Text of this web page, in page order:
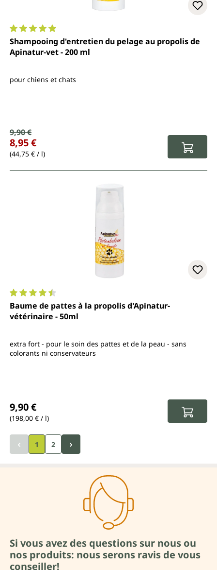
Note moyenne de 5 sur 5 étoiles
Shampooing d'entretien du pelage au propolis de
Apinatur-vet - 200 ml
pour chiens et chats
Prix de vente :
Prix régulier :
9,90 €
8,95 €
(44,75 € / l)
Note moyenne de 4.5 sur 5 étoiles
Baume de pattes à la propolis d'Apinatur-
vétérinaire - 50ml
extra fort - pour le soin des pattes et de la peau - sans
colorants ni conservateurs
9,90 €
(198,00 € / l)
1 2
Si vous avez des questions sur nous ou
nos produits: nous serons ravis de vous
conseiller!